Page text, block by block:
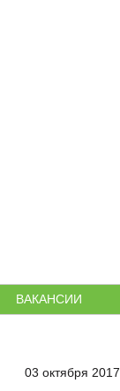
ВАКАНСИИ
03 октября 2017